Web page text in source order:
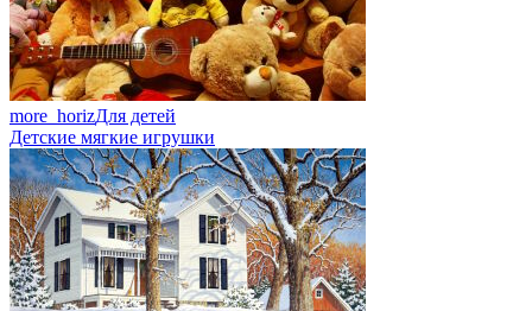
more_horizДля детей
Детские мягкие игрушки